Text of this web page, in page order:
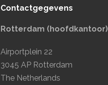
Contactgegevens
Rotterdam (hoofdkantoor)
Airportplein 22
3045 AP Rotterdam
The Netherlands